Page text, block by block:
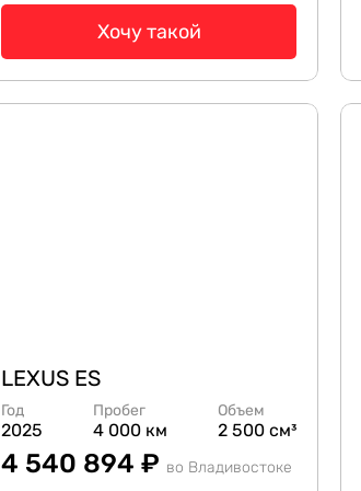
Хочу такой
LEXUS ES
Год
2025
Пробег
4 000 км
Объем
2 500 см³
4 540 894 ₽ во Владивостоке